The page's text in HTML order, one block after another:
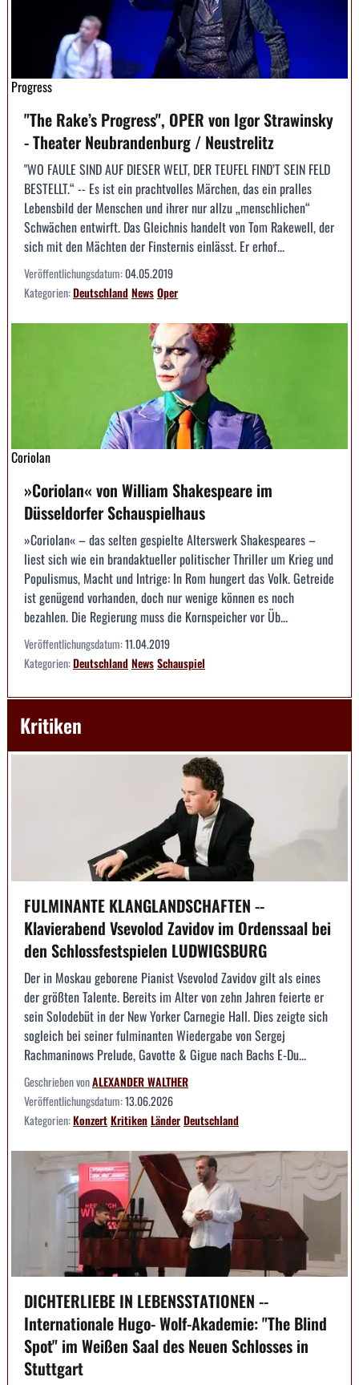
Progress
"The Rake’s Progress", OPER von Igor Strawinsky
- Theater Neubrandenburg / Neustrelitz
"WO FAULE SIND AUF DIESER WELT, DER TEUFEL FIND’T SEIN FELD
BESTELLT.“ -- Es ist ein prachtvolles Märchen, das ein pralles
Lebensbild der Menschen und ihrer nur allzu „menschlichen“
Schwächen entwirft. Das Gleichnis handelt von Tom Rakewell, der
sich mit den Mächten der Finsternis einlässt. Er erhof...
Veröffentlichungsdatum:04.05.2019
Kategorien:DeutschlandNewsOper
Coriolan
»Coriolan« von William Shakespeare im
Düsseldorfer Schauspielhaus
»Coriolan« – das selten gespielte Alterswerk Shakespeares –
liest sich wie ein brandaktueller politischer Thriller um Krieg und
Populismus, Macht und Intrige: In Rom hungert das Volk. Getreide
ist genügend vorhanden, doch nur wenige können es noch
bezahlen. Die Regierung muss die Kornspeicher vor Üb...
Veröffentlichungsdatum:11.04.2019
Kategorien:DeutschlandNewsSchauspiel
Kritiken
FULMINANTE KLANGLANDSCHAFTEN --
Klavierabend Vsevolod Zavidov im Ordenssaal bei
den Schlossfestspielen LUDWIGSBURG
Der in Moskau geborene Pianist Vsevolod Zavidov gilt als eines
der größten Talente. Bereits im Alter von zehn Jahren feierte er
sein Solodebüt in der New Yorker Carnegie Hall. Dies zeigte sich
sogleich bei seiner fulminanten Wiedergabe von Sergej
Rachmaninows Prelude, Gavotte & Gigue nach Bachs E-Du...
Geschrieben vonALEXANDER WALTHER
Veröffentlichungsdatum:13.06.2026
Kategorien:KonzertKritikenLänderDeutschland
DICHTERLIEBE IN LEBENSSTATIONEN --
Internationale Hugo- Wolf-Akademie: "The Blind
Spot" im Weißen Saal des Neuen Schlosses in
Stuttgart